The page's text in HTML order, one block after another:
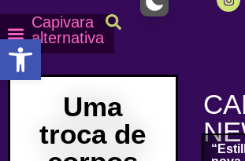
Capivara
alternativa
Uma
troca de
Abrir a barra de